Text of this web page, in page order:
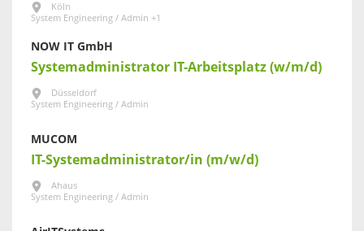
Köln
System Engineering / Admin +1
NOW IT GmbH
Systemadministrator IT-Arbeitsplatz (w/m/d)
Düsseldorf
System Engineering / Admin
MUCOM
IT-Systemadministrator/in (m/w/d)
Ahaus
System Engineering / Admin